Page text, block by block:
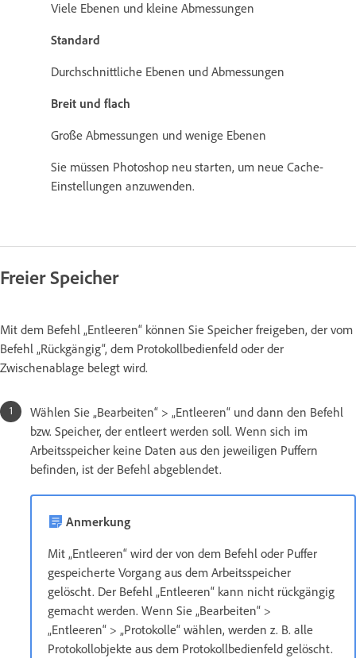
Viele Ebenen und kleine Abmessungen
Standard
Durchschnittliche Ebenen und Abmessungen
Breit und flach
Große Abmessungen und wenige Ebenen
Sie müssen Photoshop neu starten, um neue Cache-
Einstellungen anzuwenden.
Freier Speicher
Mit dem Befehl „Entleeren“ können Sie Speicher freigeben, der vom
Befehl „Rückgängig“, dem Protokollbedienfeld oder der
Zwischenablage belegt wird.
Wählen Sie „Bearbeiten“ > „Entleeren“ und dann den Befehl
bzw. Speicher, der entleert werden soll. Wenn sich im
Arbeitsspeicher keine Daten aus den jeweiligen Puffern
befinden, ist der Befehl abgeblendet.
Anmerkung
Mit „Entleeren“ wird der von dem Befehl oder Puffer
gespeicherte Vorgang aus dem Arbeitsspeicher
gelöscht. Der Befehl „Entleeren“ kann nicht rückgängig
gemacht werden. Wenn Sie „Bearbeiten“ >
„Entleeren“ > „Protokolle“ wählen, werden z. B. alle
Protokollobjekte aus dem Protokollbedienfeld gelöscht.